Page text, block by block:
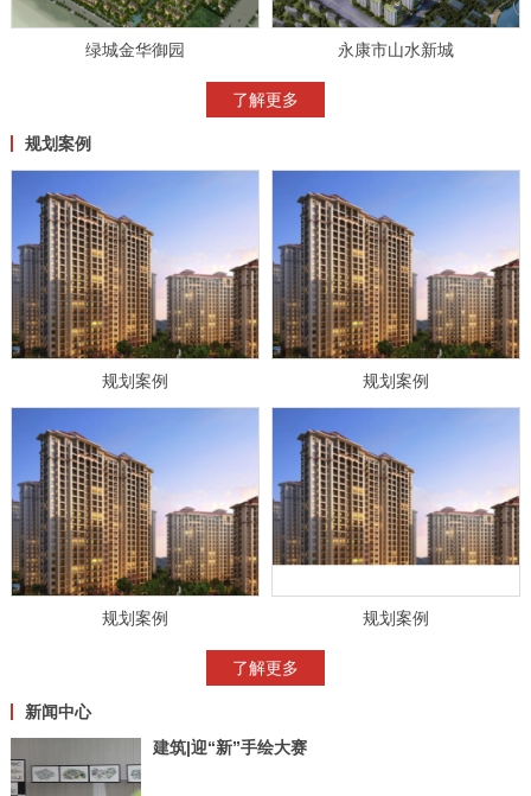
绿城金华御园 永康市山水新城
了解更多
规划案例
规划案例
规划案例
规划案例
规划案例
了解更多
新闻中心
建筑|迎“新”手绘大赛